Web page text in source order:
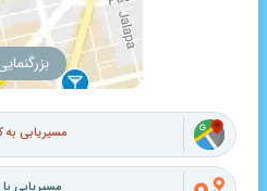
مسیریابی
مسیریابی با